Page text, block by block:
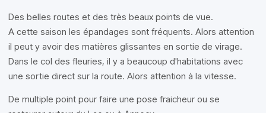
Des belles routes et des très beaux points de vue.
A cette saison les épandages sont fréquents. Alors attention
il peut y avoir des matières glissantes en sortie de virage.
Dans le col des fleuries, il y a beaucoup d'habitations avec
une sortie direct sur la route. Alors attention à la vitesse.
De multiple point pour faire une pose fraicheur ou se